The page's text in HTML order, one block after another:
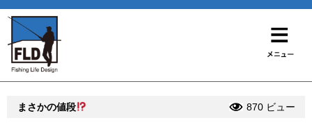
まさかの値段 870 ビュー